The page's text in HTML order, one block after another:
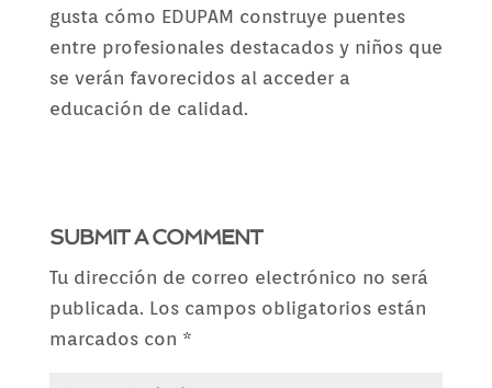
gusta cómo EDUPAM construye puentes
entre profesionales destacados y niños que
se verán favorecidos al acceder a
educación de calidad.
SUBMIT A COMMENT
Tu dirección de correo electrónico no será
publicada. Los campos obligatorios están
marcados con *